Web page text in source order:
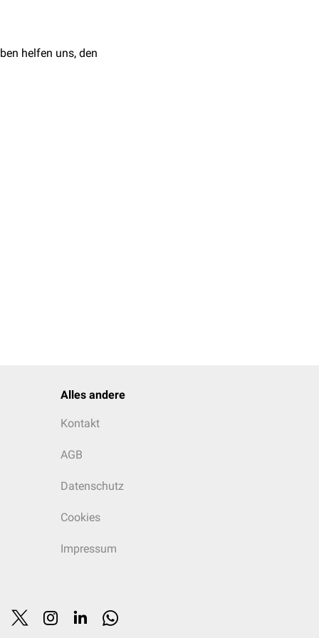
helfen uns, den
Alles andere
Kontakt
AGB
Datenschutz
Cookies
Impressum